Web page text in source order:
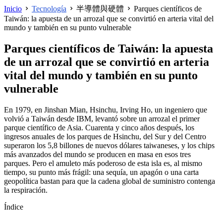
Inicio Tecnología 半導體與硬體
Parques científicos de
Taiwán: la apuesta de un arrozal que se convirtió en arteria vital del
mundo y también en su punto vulnerable
Parques científicos de Taiwán: la apuesta
de un arrozal que se convirtió en arteria
vital del mundo y también en su punto
vulnerable
En 1979, en Jinshan Mian, Hsinchu, Irving Ho, un ingeniero que
volvió a Taiwán desde IBM, levantó sobre un arrozal el primer
parque científico de Asia. Cuarenta y cinco años después, los
ingresos anuales de los parques de Hsinchu, del Sur y del Centro
superaron los 5,8 billones de nuevos dólares taiwaneses, y los chips
más avanzados del mundo se producen en masa en esos tres
parques. Pero el amuleto más poderoso de esta isla es, al mismo
tiempo, su punto más frágil: una sequía, un apagón o una carta
geopolítica bastan para que la cadena global de suministro contenga
la respiración.
Índice